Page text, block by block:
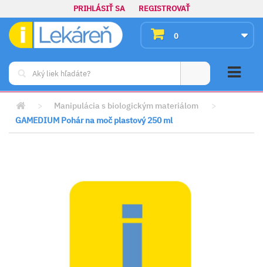
PRIHLÁSIŤ SA REGISTROVAŤ
0
> Manipulácia s biologickým materiálom
>
GAMEDIUM Pohár na moč plastový 250 ml